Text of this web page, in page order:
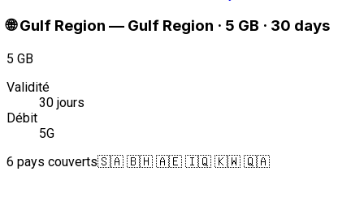
🌐 Gulf Region — Gulf Region · 5 GB · 30 days
5 GB
Validité
30 jours
Débit
5G
6 pays couverts🇸🇦 🇧🇭 🇦🇪 🇮🇶 🇰🇼 🇶🇦